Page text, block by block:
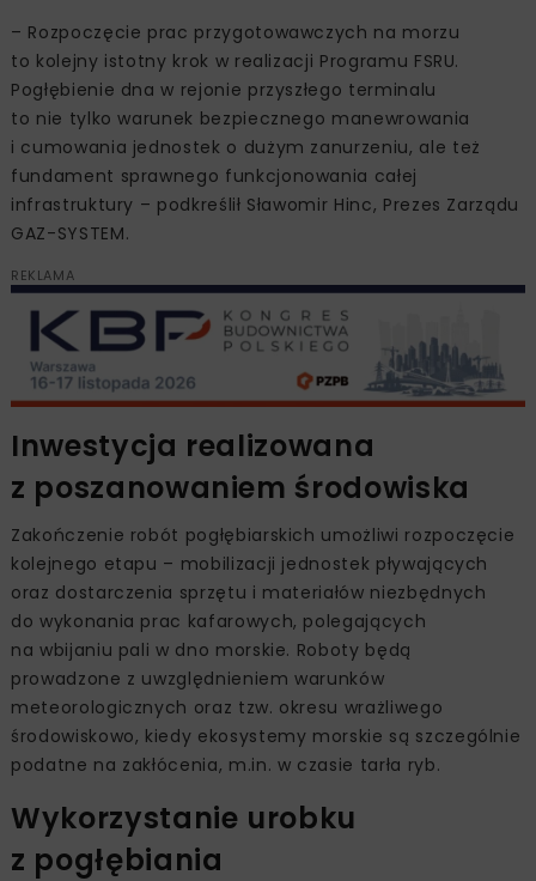
– Rozpoczęcie prac przygotowawczych na morzu
to kolejny istotny krok w realizacji Programu FSRU.
Pogłębienie dna w rejonie przyszłego terminalu
to nie tylko warunek bezpiecznego manewrowania
i cumowania jednostek o dużym zanurzeniu, ale też
fundament sprawnego funkcjonowania całej
infrastruktury – podkreślił Sławomir Hinc, Prezes Zarządu
GAZ-SYSTEM.
REKLAMA
Inwestycja realizowana
z poszanowaniem środowiska
Zakończenie robót pogłębiarskich umożliwi rozpoczęcie
kolejnego etapu – mobilizacji jednostek pływających
oraz dostarczenia sprzętu i materiałów niezbędnych
do wykonania prac kafarowych, polegających
na wbijaniu pali w dno morskie. Roboty będą
prowadzone z uwzględnieniem warunków
meteorologicznych oraz tzw. okresu wrażliwego
środowiskowo, kiedy ekosystemy morskie są szczególnie
podatne na zakłócenia, m.in. w czasie tarła ryb.
Wykorzystanie urobku
z pogłębiania